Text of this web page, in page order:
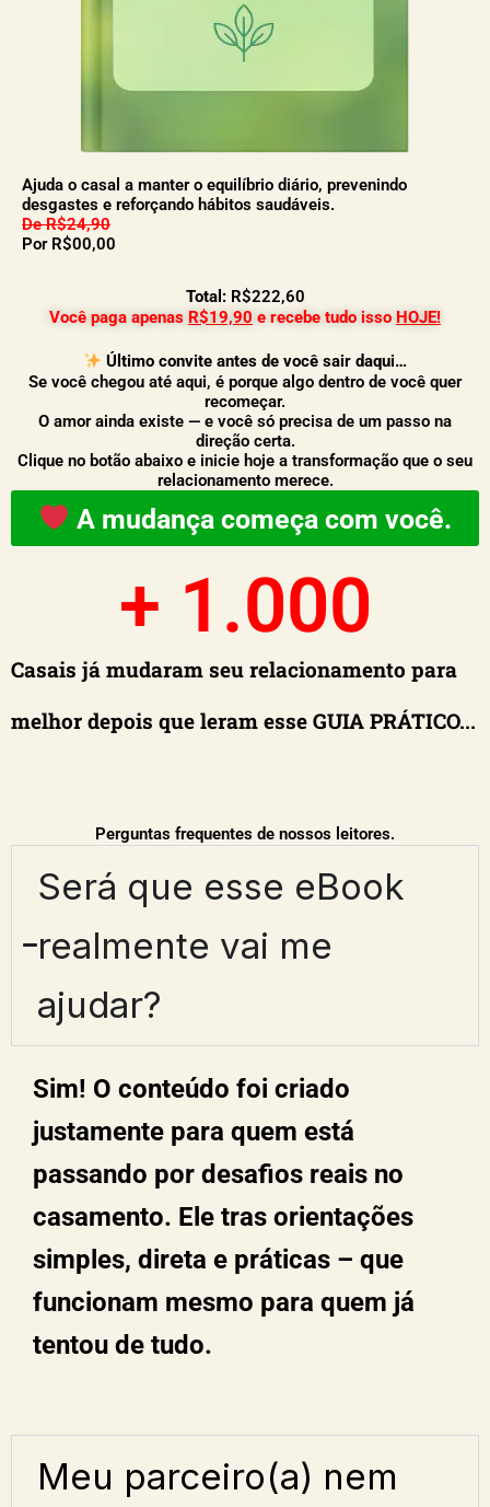
Ajuda o casal a manter o equilíbrio diário, prevenindo
desgastes e reforçando hábitos saudáveis.
De R$24,90
Por R$00,00
Total:R$222,60
Você paga apenas R$19,90 e recebe tudo isso HOJE!
Último convite antes de você sair daqui…
Se você chegou até aqui, é porque algo dentro de você quer
recomeçar.
O amor ainda existe — e você só precisa de um passo na
direção certa.
Clique no botão abaixo e inicie hoje a transformação que o seu
relacionamento merece.
A mudança começa com você.
Casais já mudaram seu relacionamento para
melhor depois que leram esse GUIA PRÁTICO...
+ 1.000
Perguntas frequentes de nossos leitores.
Será que esse eBook
realmente vai me
ajudar?
Sim! O conteúdo foi criado
justamente para quem está
passando por desafios reais no
casamento. Ele tras orientações
simples, direta e práticas – que
funcionam mesmo para quem já
tentou de tudo.
Meu parceiro(a) nem